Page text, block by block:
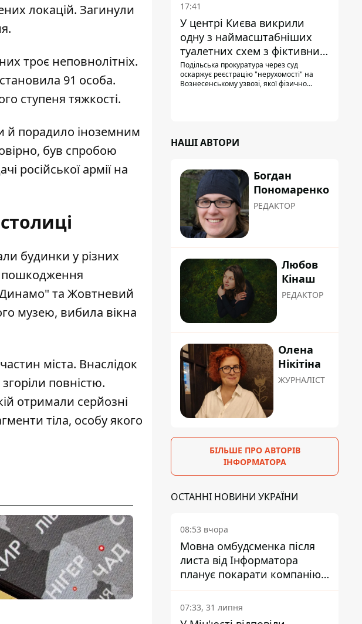
локацій. Загинули
троє неповнолітніх.
91 особа.
ступеня тяжкості.
й порадило іноземним
був спробою
російської армії на
будинки у різних
пошкодження
та Жовтневий
музею, вибила вікна
міста. Внаслідок
повністю.
отримали серйозні
тіла, особу якого
17:41
У центрі Києва викрили
одну з наймасштабніших
туалетних схем з фіктивним
будинком
Подільська прокуратура через суд
оскаржує реєстрацію "нерухомості" на
Вознесенському узвозі, якої фізично
НАШІ АВТОРИ
Богдан
Пономаренко
РЕДАКТОР
Любов
Кінаш
РЕДАКТОР
Олена
Нікітіна
ЖУРНАЛІСТ
БІЛЬШЕ ПРО АВТОРІВ
ІНФОРМАТОРА
ОСТАННІ НОВИНИ УКРАЇНИ
08:53 вчора
Мовна омбудсменка після
листа від Інформатора
планує покарати компанію-
підрядника ПриватБанку
07:33, 31 липня